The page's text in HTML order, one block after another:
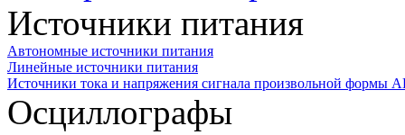
Источники питания
Автономные источники питания
Линейные источники питания
Источники тока и напряжения сигнала произвольной формы
Осциллографы